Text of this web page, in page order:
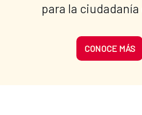
para la
CONOCE MÁS